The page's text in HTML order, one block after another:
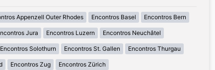
Appenzell Outer Rhodes Encontros Basel Encontros Bern
Jura Encontros Luzern Encontros Neuchâtel
Encontros Solothurn Encontros St. Gallen Encontros Thurgau
Encontros Zug Encontros Zürich